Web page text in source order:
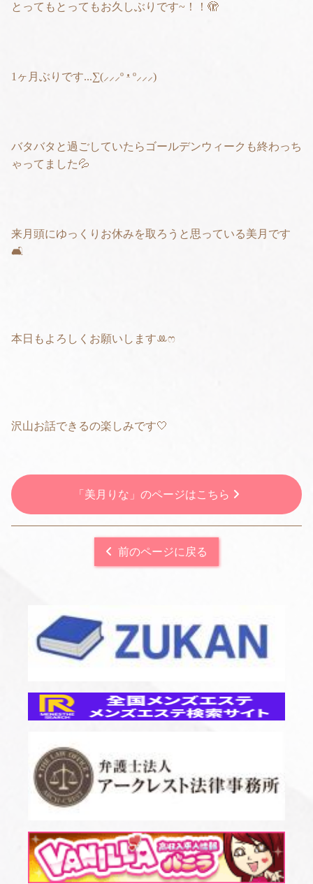
とってもとってもお久しぶりです~！！🫣
1ヶ月ぶりです...∑(⸝⸝⸝º ᵜ º⸝⸝⸝)
バタバタと過ごしていたらゴールデンウィークも終わっち
ゃってました💦
来月頭にゆっくりお休みを取ろうと思っている美月です
🛋
本日もよろしくお願いしますꔛ‬ෆ
沢山お話できるの楽しみです🤍
「美月りな」のページはこちら
前のページに戻る